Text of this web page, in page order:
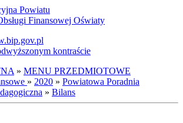
Powiatu
Finansowej Oświaty
» MENU PRZEDMIOTOWE
» 2020 » Powiatowa Poradnia
» Bilans